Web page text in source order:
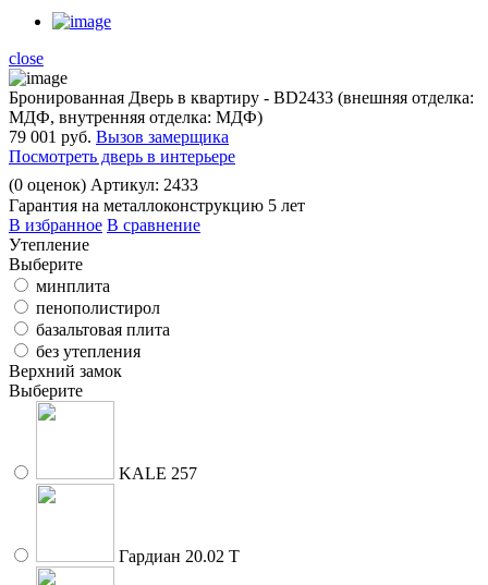
close
Бронированная Дверь в квартиру - BD2433 (внешняя отделка:
МДФ, внутренняя отделка: МДФ)
79 001 руб. Вызов замерщика
Посмотреть дверь в интерьере
(0 оценок) Артикул: 2433
Гарантия на металлоконструкцию 5 лет
В избранное В сравнение
Утепление
Выберите
минплита
пенополистирол
базальтовая плита
без утепления
Верхний замок
Выберите
KALE 257
Гардиан 20.02 Т